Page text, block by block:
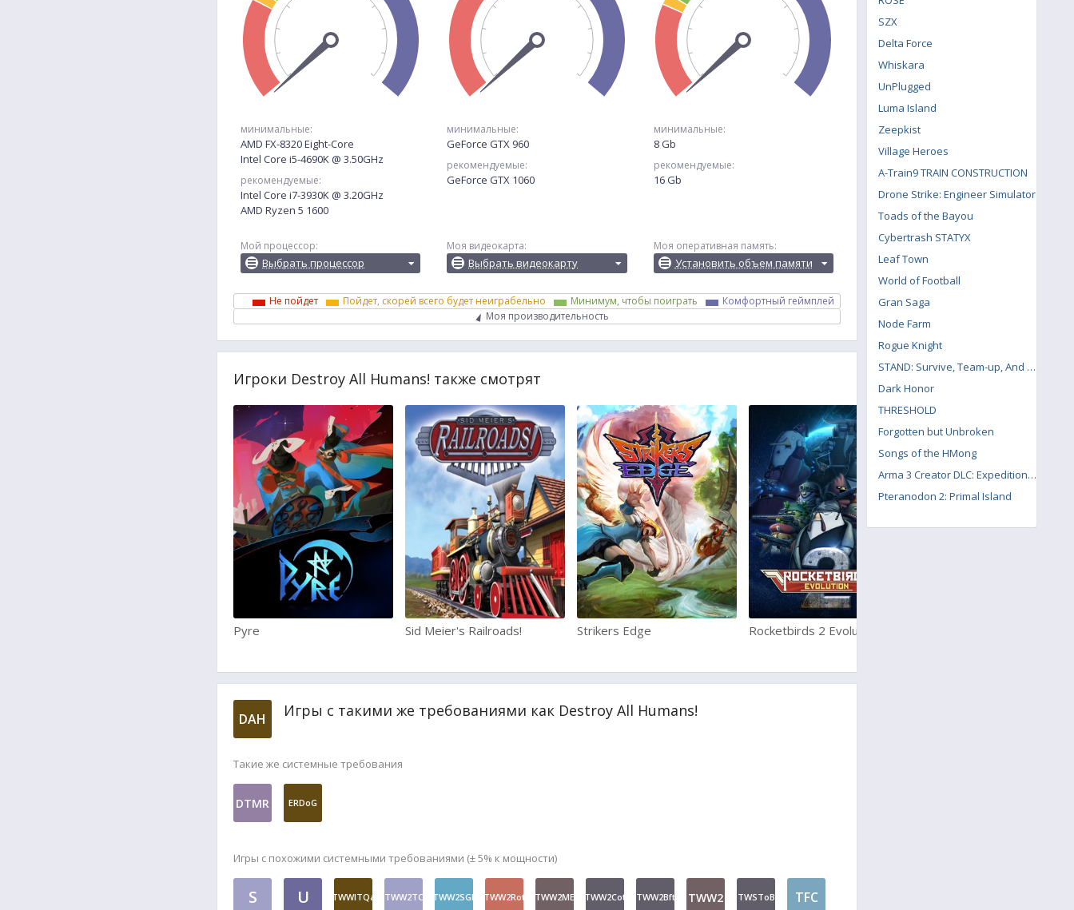
минимальные:
AMD FX-8320 Eight-Core
Intel Core i5-4690K @ 3.50GHz
рекомендуемые:
Intel Core i7-3930K @ 3.20GHz
AMD Ryzen 5 1600
Мой процессор:
Выбрать процессор
минимальные:
GeForce GTX 960
рекомендуемые:
GeForce GTX 1060
Моя видеокарта:
Выбрать видеокарту
минимальные:
8 Gb
рекомендуемые:
16 Gb
Моя оперативная память:
Установить объем памяти
Не пойдет Пойдет, скорей всего будет неиграбельно Минимум, чтобы поиграть
Комфортный геймплей
Моя производительность
Игроки Destroy All Humans! также смотрят
Pyre Sid Meier's Railroads! Strikers Edge Rocketbirds 2 Evolution
DAH Игры с такими же требованиями как Destroy All Humans!
Такие же системные требования
DTMR ERDoG
Игры с похожими системными требованиями (± 5% к мощности)
S U TWWITQa TWW2TC TWW2SGE TWW2Rot TWW2ME TWW2Cot TWW2Bft TWW2 TWSToB TFC
SZX
Delta Force
Whiskara
UnPlugged
Luma Island
Zeepkist
Village Heroes
A-Train9 TRAIN CONSTRUCTION
Drone Strike: Engineer Simulator
Toads of the Bayou
Cybertrash STATYX
Leaf Town
World of Football
Gran Saga
Node Farm
Rogue Knight
STAND: Survive, Team-up, And Never Die
Dark Honor
THRESHOLD
Forgotten but Unbroken
Songs of the HMong
Arma 3 Creator DLC: Expeditionary Forces
Pteranodon 2: Primal Island